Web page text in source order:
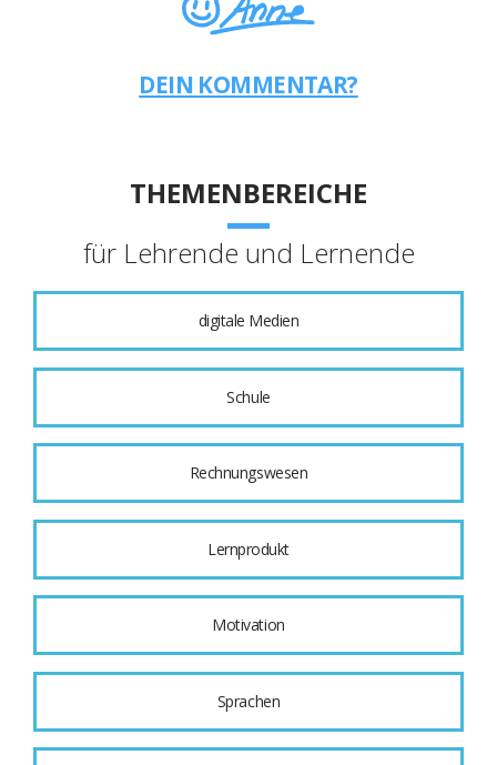
DEIN KOMMENTAR?
THEMENBEREICHE
für Lehrende und Lernende
digitale Medien
Schule
Rechnungswesen
Lernprodukt
Motivation
Sprachen